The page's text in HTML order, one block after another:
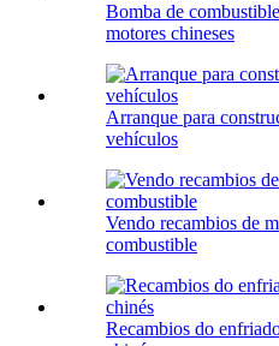
Bomba de
motores chineses
Arranque para
vehículos
Vendo recambios de
combustible
Recambios do